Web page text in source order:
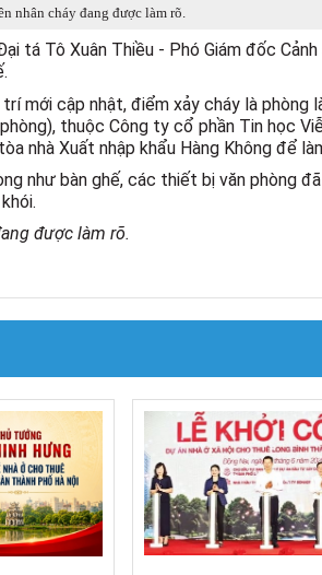
nhân cháy đang được làm rõ.
tá Tô Xuân Thiều - Phó Giám đốc
mới cập nhật, điểm xảy cháy là
thuộc Công ty cổ phần Tin học
nhà Xuất nhập khẩu Hàng Không để
như bàn ghế, các thiết bị văn phòng
được làm rõ.